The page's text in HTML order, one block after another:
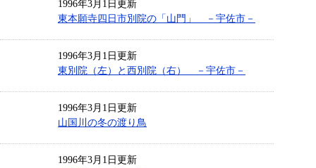
1996年3月1日更新
東本願寺四日市別院の「山門」 －宇佐市－
1996年3月1日更新
東別院（左）と西別院（右） －宇佐市－
1996年3月1日更新
山国川の冬の渡り鳥
1996年3月1日更新